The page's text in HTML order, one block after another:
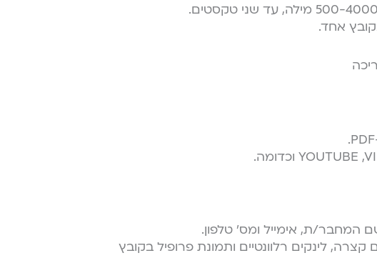
אחד.
המחבר/ת, אימייל ומס׳ טלפון.
לינקים רלוונטיים ותמונת פרופיל בקובץ